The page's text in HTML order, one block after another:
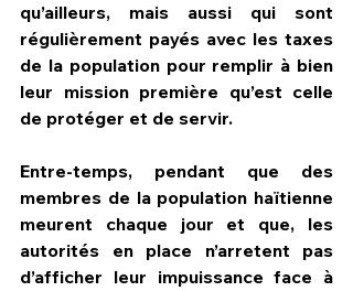
qu’ailleurs, mais aussi qui sont
régulièrement payés avec les taxes
de la population pour remplir à bien
leur mission première qu’est celle
de protéger et de servir.
Entre-temps, pendant que des
membres de la population haïtienne
meurent chaque jour et que, les
autorités en place n’arretent pas
d’afficher leur impuissance face à